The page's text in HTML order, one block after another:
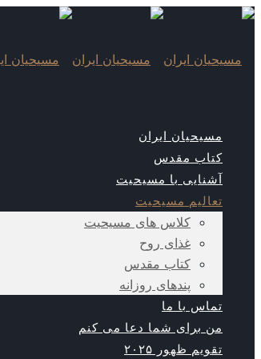
مسیحیان ایران
کتاب مقدس
آشنایی با مسیحیت
تعالیم مسیحیت
کلاس های مسیحیت
غذای روح
کتاب مقدس
پندهای روزانه
تماس با ما
من برای شما دعا می کنم
تقویم ظهور ۲۰۲۵